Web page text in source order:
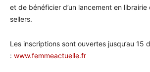
et de bénéficier d’un lancement en
sellers.
Les inscriptions sont ouvertes jusqu’au 15
: www.femmeactuelle.fr